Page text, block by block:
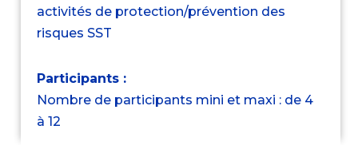
activités de protection/prévention des
risques SST
Participants :
Nombre de participants mini et maxi : de 4
à 12